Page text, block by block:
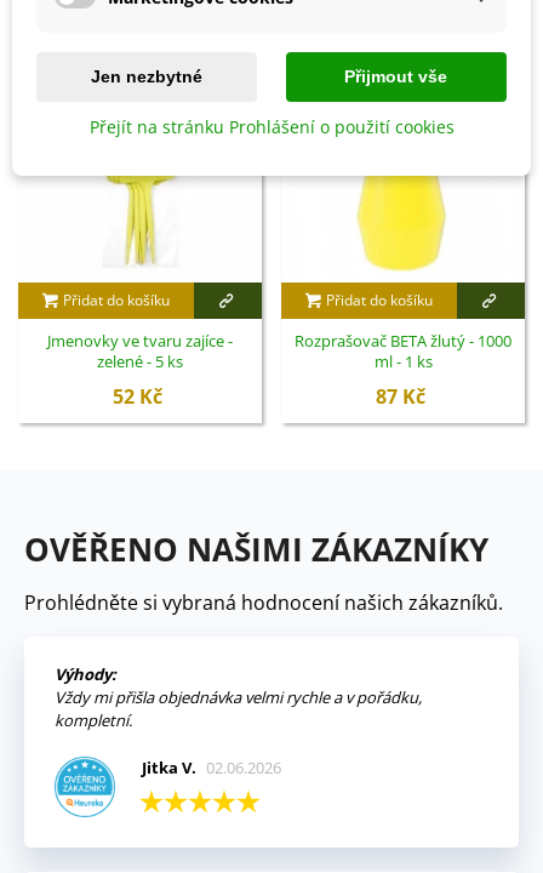
Přidat do košíku
Jmenovky ve tvaru zajíce -
zelené - 5 ks
52 Kč
Přidat do košíku
Rozprašovač BETA žlutý - 1000
ml - 1 ks
87 Kč
OVĚŘENO NAŠIMI ZÁKAZNÍKY
Prohlédněte si vybraná hodnocení našich zákazníků.
Výhody:
Vždy mi přišla objednávka velmi rychle a v pořádku,
kompletní.
Jitka V. 02.06.2026
Jen nezbytné Přijmout vše
Přejít na stránku Prohlášení o použití cookies